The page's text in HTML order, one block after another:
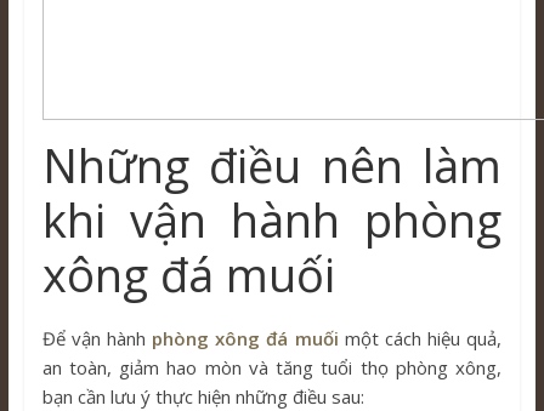
Những điều nên làm
khi vận hành phòng
xông đá muối
Để vận hành phòng xông đá muối một cách hiệu quả,
an toàn, giảm hao mòn và tăng tuổi thọ phòng xông,
bạn cần lưu ý thực hiện những điều sau: